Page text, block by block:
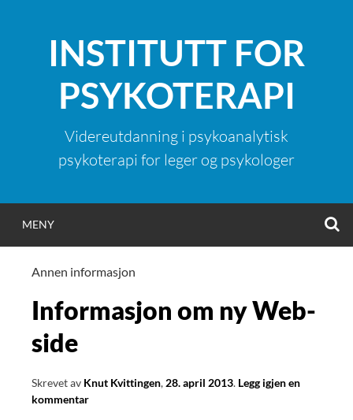
INSTITUTT FOR
PSYKOTERAPI
Videreutdanning i psykoanalytisk
psykoterapi for leger og psykologer
MENY
Annen informasjon
Informasjon om ny Web-
side
Skrevet av Knut Kvittingen, 28. april 2013. Legg igjen en
kommentar